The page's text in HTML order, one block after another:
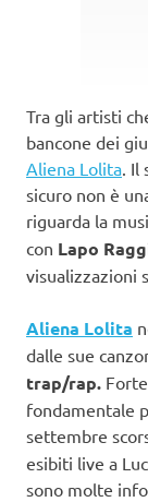
Tra gli artisti
bancone dei
Aliena Lolita .
sicuro non è
riguarda la
con Lapo
visualizzazioni
Aliena Lolita
dalle sue
trap/rap.
fondamentale
settembre
esibiti live a
sono molte